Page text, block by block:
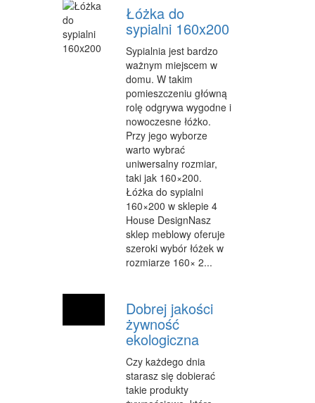
SOFTWARE
OPROGRAMOWANIE
STRONY INTERNETOWE
KONTAKT
Łóżka do
sypialni 160x200
Sypialnia jest bardzo
ważnym miejscem w
domu. W takim
pomieszczeniu główną
rolę odgrywa wygodne i
nowoczesne łóżko.
Przy jego wyborze
warto wybrać
uniwersalny rozmiar,
taki jak 160×200.
Łóżka do sypialni
160×200 w sklepie 4
House DesignNasz
sklep meblowy oferuje
szeroki wybór łóżek w
rozmiarze 160× 2...
Dobrej jakości
żywność
ekologiczna
Czy każdego dnia
starasz się dobierać
takie produkty